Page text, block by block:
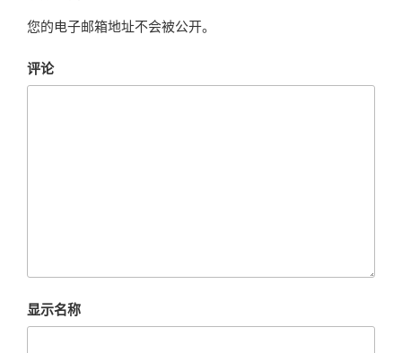
您的电子邮箱地址不会被公开。
评论
显示名称